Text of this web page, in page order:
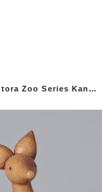
Stora Zoo Series Kangaroo